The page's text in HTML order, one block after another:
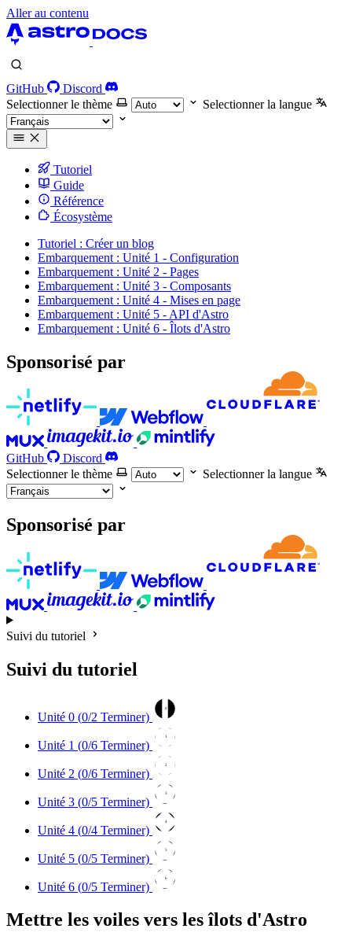
Aller au contenu
GitHub
Discord
Selectionner le thème
Selectionner la langue
Tutoriel
Guide
Référence
Écosystème
Tutoriel : Créer un blog
Embarquement : Unité 1 - Configuration
Embarquement : Unité 2 - Pages
Embarquement : Unité 3 - Composants
Embarquement : Unité 4 - Mises en page
Embarquement : Unité 5 - API d'Astro
Embarquement : Unité 6 - Îlots d'Astro
Sponsorisé par
GitHub
Discord
Selectionner le thème
Selectionner la langue
Sponsorisé par
Suivi du tutoriel
Suivi du tutoriel
Unité 0 (0/2 Terminer)
0
Unité 1 (0/6 Terminer)
1
Unité 2 (0/6 Terminer)
2
Unité 3 (0/5 Terminer)
3
Unité 4 (0/4 Terminer)
4
Unité 5 (0/5 Terminer)
5
Unité 6 (0/5 Terminer)
6
Mettre les voiles vers les îlots d'Astro